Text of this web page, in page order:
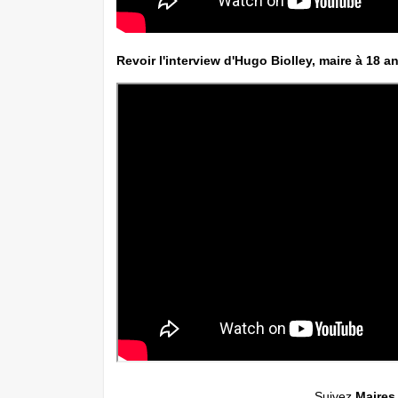
Revoir l'interview d'Hugo Biolley, maire à 18